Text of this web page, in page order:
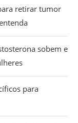
retirar tumor
sobem e
para